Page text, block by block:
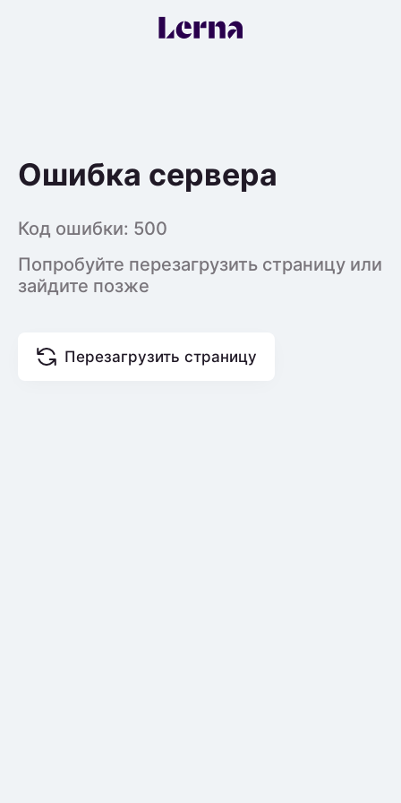
Ошибка сервера
Код ошибки: 500
Попробуйте перезагрузить страницу или
зайдите позже
Перезагрузить страницу